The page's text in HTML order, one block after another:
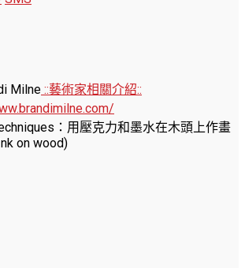
Milne ::藝術家相關介紹::
：用壓克力和墨水在木頭上作畫
on wood)